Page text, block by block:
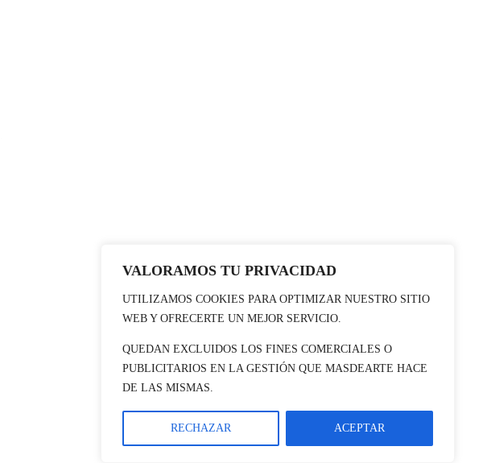
VALORAMOS TU PRIVACIDAD
UTILIZAMOS COOKIES PARA OPTIMIZAR NUESTRO SITIO
WEB Y OFRECERTE UN MEJOR SERVICIO.
QUEDAN EXCLUIDOS LOS FINES COMERCIALES O
PUBLICITARIOS EN LA GESTIÓN QUE MASDEARTE HACE
DE LAS MISMAS.
RECHAZAR ACEPTAR